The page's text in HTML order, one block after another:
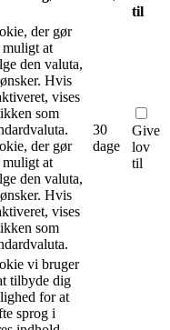
til
der gør
muligt at
den valuta,
Hvis
vises
som
der gør
muligt at
den valuta,
Hvis
vises
som
30
dage
Give
lov
til
vi bruger
tilbyde dig
for at
sprog i